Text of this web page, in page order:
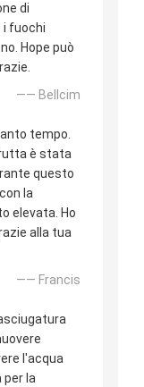
di
fuochi
Hope può
—— Bellcim
tempo.
è stata
questo
la
elevata. Ho
alla tua
—— Francis
l'acqua
per la